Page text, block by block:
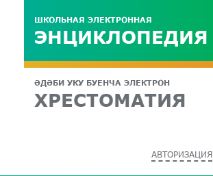
ШКОЛЬНАЯ ЭЛЕКТРОННАЯ
ЭНЦИКЛОПЕДИЯ
ӘДӘБИ УКУ БУЕНЧА ЭЛЕКТРОН
ХРЕСТОМАТИЯ
АВТОРИЗАЦИЯ